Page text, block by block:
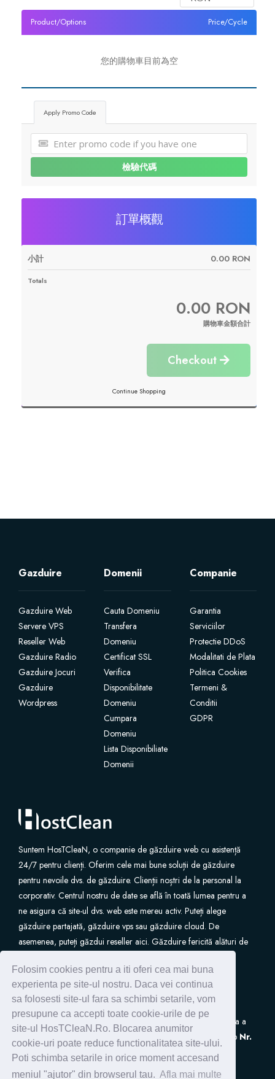
Folosim cookies pentru a iti oferi cea mai buna
experienta pe site-ul nostru. Daca vei continua
sa folosesti site-ul fara sa schimbi setarile, vom
presupune ca accepti toate cookie-urile de pe
site-ul HosTCleaN.Ro. Blocarea anumitor
cookie-uri poate reduce functionalitatea site-ului.
Poti schimba setarile in orice moment accesand
meniul "ajutor" din browserul tau. Afla mai multe
Licente WHMSonic
Licente cPanel WHM / WHMSonic
Licente WHMXtra
Aplicatii Mobil
SSL Certificates
SEO Tools
XOVI NOW
Site & Server Monitoring
VPN
註冊新網域
Product/Options Price/Cycle
您的購物車目前為空
Apply Promo Code
檢驗代碼
訂單概觀
小計 0.00 RON
Totals
0.00 RON
購物車金額合計
Checkout
Continue Shopping
Gazduire
Gazduire Web
Servere VPS
Reseller Web
Gazduire Radio
Gazduire Jocuri
Gazduire
Wordpress
Domenii
Cauta Domeniu
Transfera
Domeniu
Certificat SSL
Verifica
Disponibilitate
Domeniu
Cumpara
Domeniu
Lista Disponibiliate
Domenii
Companie
Garantia
Serviciilor
Protectie DDoS
Modalitati de Plata
Politica Cookies
Termeni &
Conditii
GDPR
Suntem HosTCleaN, o companie de găzduire web cu asistență
24/7 pentru clienți. Oferim cele mai bune soluții de găzduire
pentru nevoile dvs. de găzduire. Clienții noștri de la personal la
corporativ. Centrul nostru de date se află în toată lumea pentru a
ne asigura că site-ul dvs. web este mereu activ. Puteți alege
găzduire partajată, găzduire vps sau găzduire cloud. De
asemenea, puteți găzdui reseller aici. Găzduire fericită alături de
S.C. HostClean S.R.L
este inscrisa in Registrul de Evidenta a
Prelucrarilor de Date cu Caracter Personal (ANSPDCP) sub Nr.
0005266